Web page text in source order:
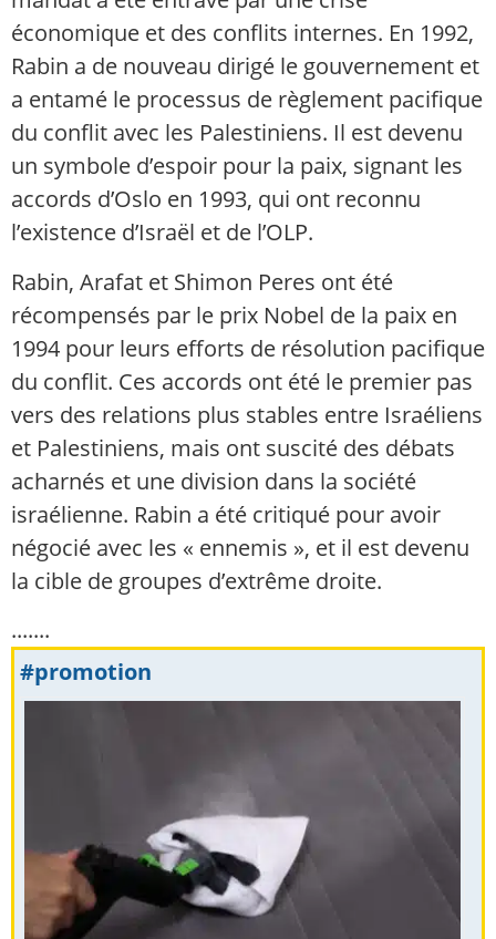
économique et des conflits internes. En 1992,
Rabin a de nouveau dirigé le gouvernement et
a entamé le processus de règlement pacifique
du conflit avec les Palestiniens. Il est devenu
un symbole d’espoir pour la paix, signant les
accords d’Oslo en 1993, qui ont reconnu
l’existence d’Israël et de l’OLP.
Rabin, Arafat et Shimon Peres ont été
récompensés par le prix Nobel de la paix en
1994 pour leurs efforts de résolution pacifique
du conflit. Ces accords ont été le premier pas
vers des relations plus stables entre Israéliens
et Palestiniens, mais ont suscité des débats
acharnés et une division dans la société
israélienne. Rabin a été critiqué pour avoir
négocié avec les « ennemis », et il est devenu
la cible de groupes d’extrême droite.
.......
#promotion